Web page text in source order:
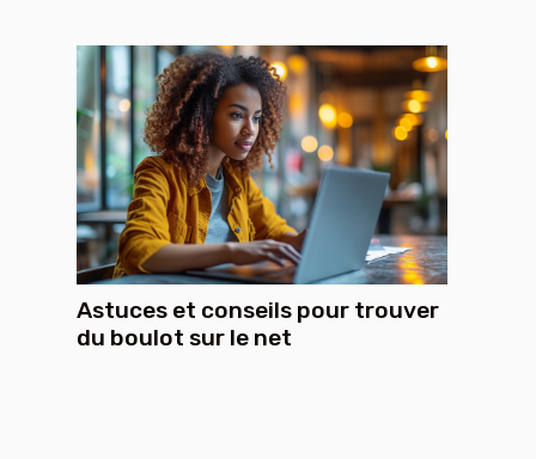
Astuces et conseils pour trouver
du boulot sur le net